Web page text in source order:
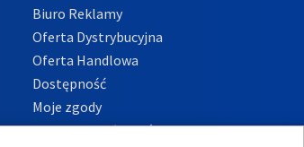
Biuro Reklamy
Oferta Dystrybucyjna
Oferta Handlowa
Dostępność
Moje zgody
Procedura zgłoszeń